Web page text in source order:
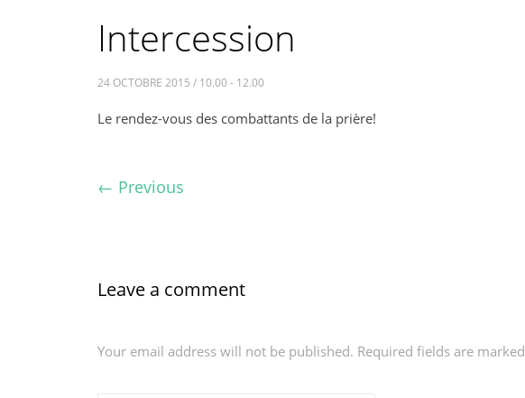
Intercession
24 OCTOBRE 2015 / 10.00 - 12.00
Le rendez-vous des combattants de la prière!
← Previous
Leave a comment
Your email address will not be published. Required fields are marked